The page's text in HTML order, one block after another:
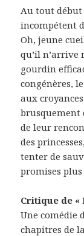
Au tout début
incompétent
Oh, jeune
qu’il n’arrive
gourdin
congénères,
aux
brusquement
de leur
des
tenter de
promises
Critique de «
Une comédie
chapitres de